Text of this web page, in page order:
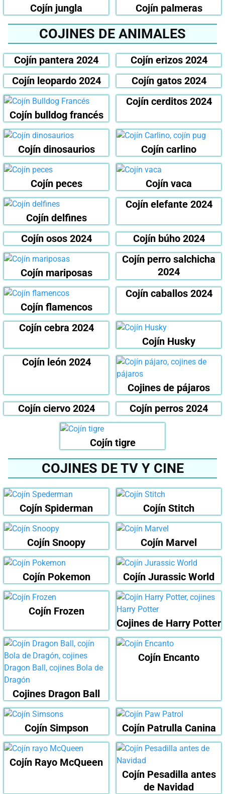
Cojín jungla Cojín palmeras
COJINES DE ANIMALES
Cojín pantera 2024
Cojín erizos 2024
Cojín leopardo 2024
Cojín gatos 2024
Cojín bulldog francés
Cojín cerditos 2024
Cojín dinosaurios Cojín carlino
Cojín peces Cojín vaca
Cojín delfines
Cojín elefante 2024
Cojín osos 2024 Cojín búho 2024
Cojín mariposas
Cojín perro salchicha
2024
Cojín flamencos
Cojín caballos 2024
Cojín cebra 2024
Cojín Husky
Cojín león 2024
Cojines de pájaros
Cojín ciervo 2024
Cojín perros 2024
Cojín tigre
COJINES DE TV Y CINE
Cojín Spiderman Cojín Stitch
Cojín Snoopy Cojín Marvel
Cojín Pokemon Cojín Jurassic World
Cojín Frozen
Cojines de Harry Potter
Cojines Dragon Ball
Cojín Encanto
Cojín Simpson Cojín Patrulla Canina
Cojín Rayo McQueen
Cojín Pesadilla antes
de Navidad